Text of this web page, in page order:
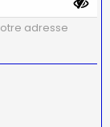
adresse